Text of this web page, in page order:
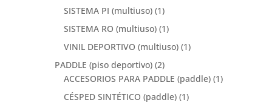
SISTEMA PI (multiuso) (1)
SISTEMA RO (multiuso) (1)
VINIL DEPORTIVO (multiuso) (1)
PADDLE (piso deportivo) (2)
ACCESORIOS PARA PADDLE (paddle) (1)
CÉSPED SINTÉTICO (paddle) (1)